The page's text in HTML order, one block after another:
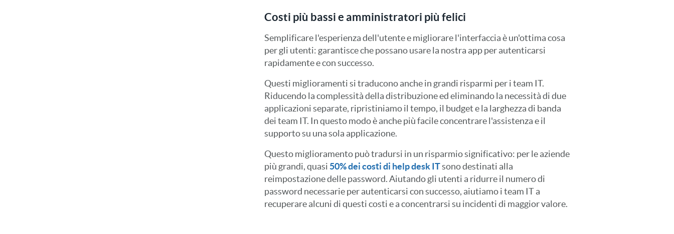
Costi più bassi e amministratori più felici
Semplificare l'esperienza dell'utente e migliorare l'interfaccia è un'ottima cosa
per gli utenti: garantisce che possano usare la nostra app per autenticarsi
rapidamente e con successo.
Questi miglioramenti si traducono anche in grandi risparmi per i team IT.
Riducendo la complessità della distribuzione ed eliminando la necessità di due
applicazioni separate, ripristiniamo il tempo, il budget e la larghezza di banda
dei team IT. In questo modo è anche più facile concentrare l'assistenza e il
supporto su una sola applicazione.
Questo miglioramento può tradursi in un risparmio significativo: per le aziende
più grandi, quasi50% dei costi di help desk ITsono destinati alla
reimpostazione delle password. Aiutando gli utenti a ridurre il numero di
password necessarie per autenticarsi con successo, aiutiamo i team IT a
recuperare alcuni di questi costi e a concentrarsi su incidenti di maggior valore.